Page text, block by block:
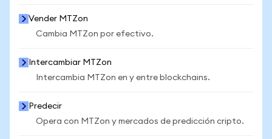
Vender MTZon
Cambia MTZon por efectivo.
Intercambiar MTZon
Intercambia MTZon en y entre blockchains.
Predecir
Opera con MTZon y mercados de predicción cripto.